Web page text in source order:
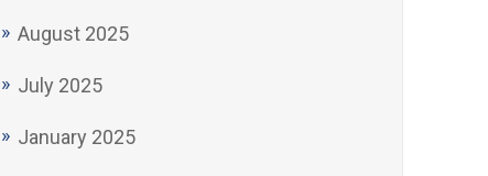
August 2025
July 2025
January 2025